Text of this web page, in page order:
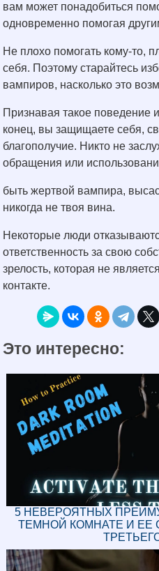
вам может понадобиться
одновременно помогая
Не плохо помогать кому-то,
себя. Поэтому старайтесь
вампиров, насколько это
Признавая такое поведение
конец, вы защищаете себя,
благополучие. Никто не
обращения или
быть жертвой вампира,
никогда не твоя вина.
Некоторые люди
ответственность за свою
зрелость, которая не
контакте.
Это интересно:
5 НЕВЕРОЯТНЫХ
ТЕМНОЙ КОМНАТЕ И ЕЕ